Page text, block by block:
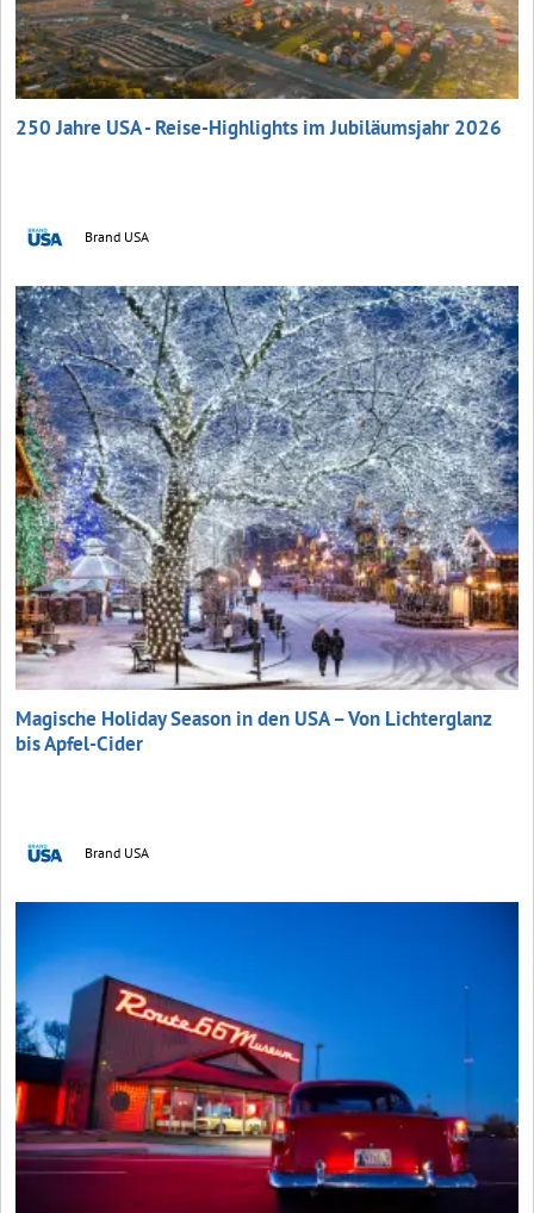
250 Jahre USA - Reise-Highlights im Jubiläumsjahr 2026
Brand USA
Magische Holiday Season in den USA – Von Lichterglanz
bis Apfel-Cider
Brand USA